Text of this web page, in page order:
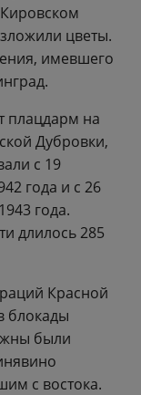
цветы.
имевшего
плацдарм на
Дубровки,
с 19
года и с 26
года.
длилось 285
Красной
блокады
были
с востока.